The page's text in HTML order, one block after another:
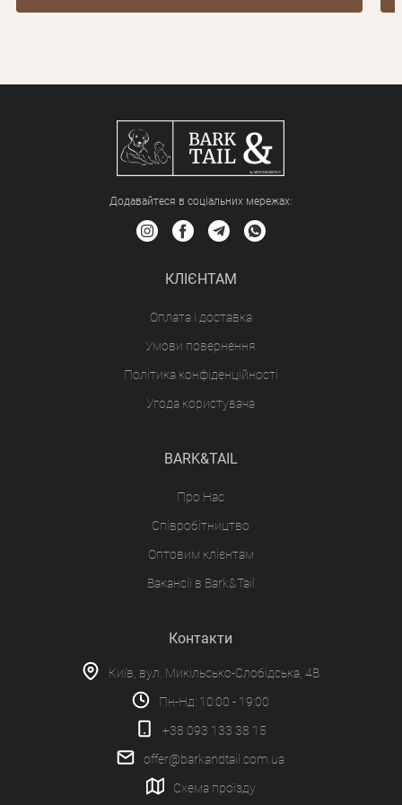
Додавайтеся в соціальних мережах:
КЛІЄНТАМ
Оплата і доставка
Умови повернення
Політика конфіденційності
Угода користувача
BARK&TAIL
Про Нас
Співробітництво
Оптовим клієнтам
Вакансії в Bark&Tail
Контакти
Київ, вул. Микільсько-Слобідська, 4В
Пн-Нд: 10:00 - 19:00
+38 093 133 38 15
offer@barkandtail.com.ua
Схема проїзду